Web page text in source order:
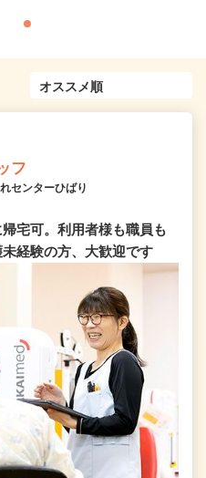
フ
センターひばり
宅可。利用者様も職員も
経験の方、大歓迎です